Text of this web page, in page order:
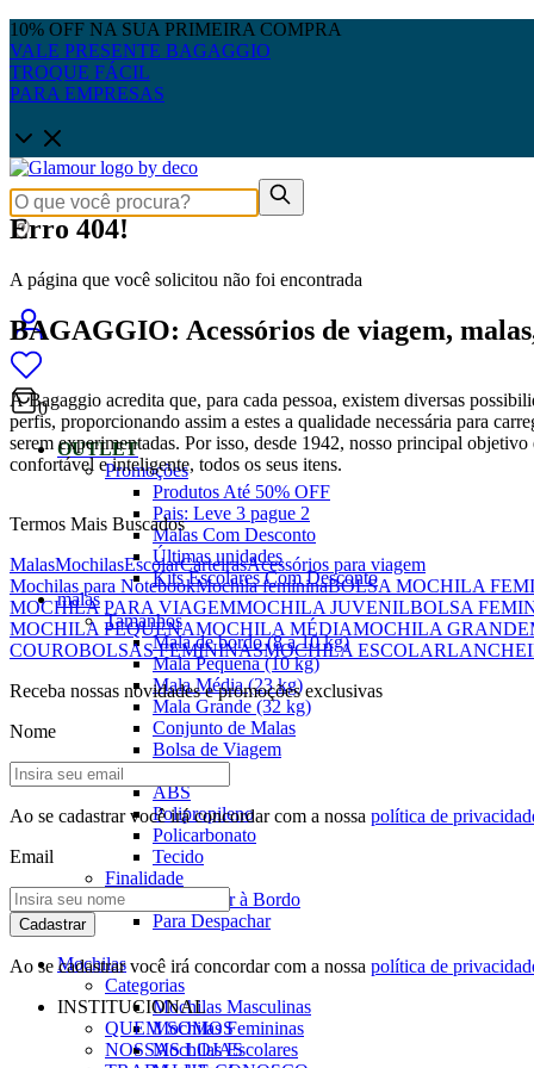
10% OFF NA SUA PRIMEIRA COMPRA
VALE PRESENTE BAGAGGIO
TROQUE FÁCIL
PARA EMPRESAS
0
OUTLET
Promoções
Produtos Até 50% OFF
Pais: Leve 3 pague 2
Malas Com Desconto
Últimas unidades
Kits Escolares Com Desconto
malas
Tamanhos
Mala de bordo (8 a 10 kg)
Mala Pequena (10 kg)
Mala Média (23 kg)
Mala Grande (32 kg)
Conjunto de Malas
Bolsa de Viagem
Materiais
ABS
Polipropileno
Policarbonato
Tecido
Finalidade
Para Levar à Bordo
Para Despachar
Mochilas
Categorias
Mochilas Masculinas
Mochilas Femininas
Mochilas Escolares
Erro 404!
A página que você solicitou não foi encontrada
BAGAGGIO: Acessórios de viagem,
A Bagaggio acredita que, para cada pessoa, existem diversas
perfis, proporcionando assim a estes a qualidade necessária para
serem experimentadas. Por isso, desde 1942, nosso principal
confortável e inteligente, todos os seus itens.
Termos Mais Buscados
MalasMochilasEscolarCarteirasAcessórios para viagem
Mochilas para NotebookMochila femininaBOLSA MOCHILA
MOCHILA PARA VIAGEMMOCHILA JUVENILBOLSA
MOCHILA PEQUENAMOCHILA MÉDIAMOCHILA GRANDE
COUROBOLSAS FEMININASMOCHILA ESCOLAR
Receba nossas novidades e promoções exclusivas
Nome
Ao se cadastrar você irá concordar com a nossa política de
Email
Cadastrar
Ao se cadastrar você irá concordar com a nossa política de
INSTITUCIONAL
QUEM SOMOS
NOSSAS LOJAS